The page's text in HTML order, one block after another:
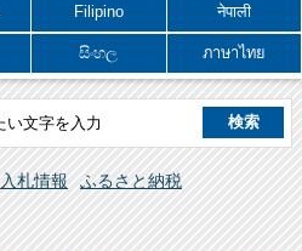
Filipino नेपाली
සිංහල ภาษาไทย
入札情報
ふるさと納税